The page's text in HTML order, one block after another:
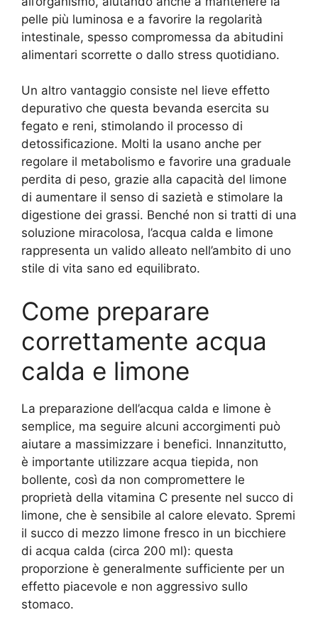
pelle più luminosa e a favorire la regolarità
intestinale, spesso compromessa da abitudini
alimentari scorrette o dallo stress quotidiano.
Un altro vantaggio consiste nel lieve effetto
depurativo che questa bevanda esercita su
fegato e reni, stimolando il processo di
detossificazione. Molti la usano anche per
regolare il metabolismo e favorire una graduale
perdita di peso, grazie alla capacità del limone
di aumentare il senso di sazietà e stimolare la
digestione dei grassi. Benché non si tratti di una
soluzione miracolosa, l’acqua calda e limone
rappresenta un valido alleato nell’ambito di uno
stile di vita sano ed equilibrato.
Come preparare
correttamente acqua
calda e limone
La preparazione dell’acqua calda e limone è
semplice, ma seguire alcuni accorgimenti può
aiutare a massimizzare i benefici. Innanzitutto,
è importante utilizzare acqua tiepida, non
bollente, così da non compromettere le
proprietà della vitamina C presente nel succo di
limone, che è sensibile al calore elevato. Spremi
il succo di mezzo limone fresco in un bicchiere
di acqua calda (circa 200 ml): questa
proporzione è generalmente sufficiente per un
effetto piacevole e non aggressivo sullo
stomaco.